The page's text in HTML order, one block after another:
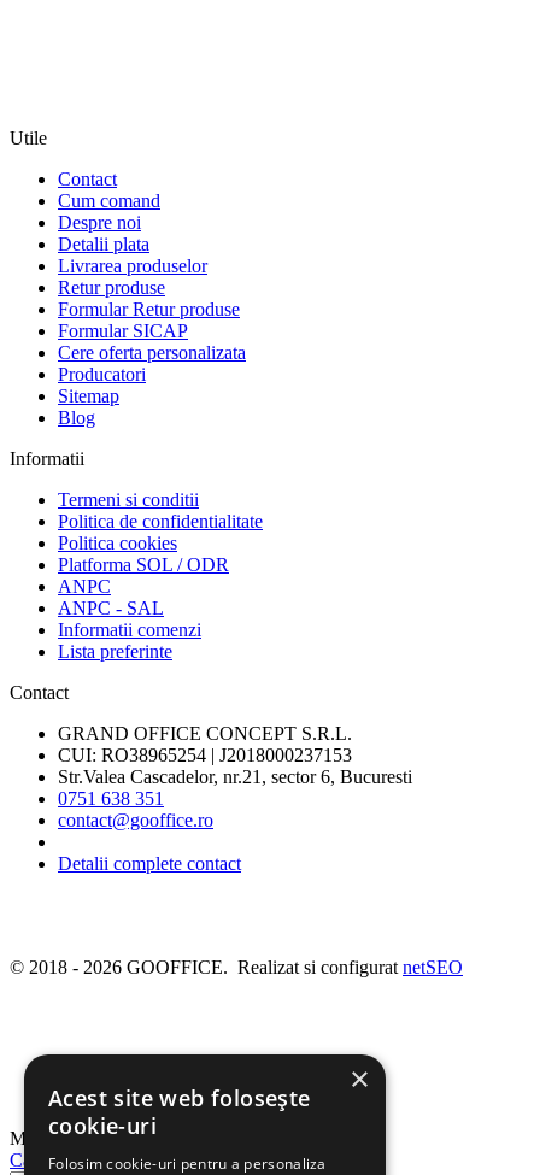
Utile
Contact
Cum comand
Despre noi
Detalii plata
Livrarea produselor
Retur produse
Formular Retur produse
Formular SICAP
Cere oferta personalizata
Producatori
Sitemap
Blog
Informatii
Termeni si conditii
Politica de confidentialitate
Politica cookies
Platforma SOL / ODR
ANPC
ANPC - SAL
Informatii comenzi
Lista preferinte
Contact
GRAND OFFICE CONCEPT S.R.L.
CUI: RO38965254 | J2018000237153
Str.Valea Cascadelor, nr.21, sector 6, Bucuresti
0751 638 351
contact@gooffice.ro
Detalii complete contact
© 2018 - 2026 GOOFFICE. Realizat si configurat netSEO
Meniu
Cautati
×
Acest site web folosește
cookie-uri
Folosim cookie-uri pentru a personaliza